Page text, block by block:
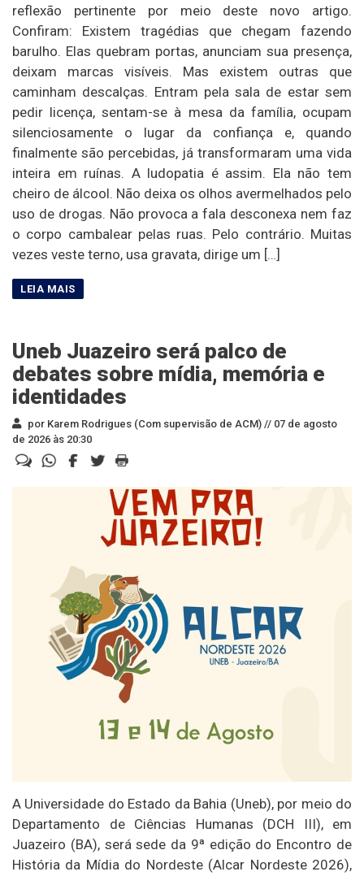
reflexão pertinente por meio deste novo artigo.
Confiram: Existem tragédias que chegam fazendo
barulho. Elas quebram portas, anunciam sua presença,
deixam marcas visíveis. Mas existem outras que
caminham descalças. Entram pela sala de estar sem
pedir licença, sentam-se à mesa da família, ocupam
silenciosamente o lugar da confiança e, quando
finalmente são percebidas, já transformaram uma vida
inteira em ruínas. A ludopatia é assim. Ela não tem
cheiro de álcool. Não deixa os olhos avermelhados pelo
uso de drogas. Não provoca a fala desconexa nem faz
o corpo cambalear pelas ruas. Pelo contrário. Muitas
vezes veste terno, usa gravata, dirige um […]
Uneb Juazeiro será palco de
debates sobre mídia, memória e
identidades
por Karem Rodrigues (Com supervisão de ACM) // 07 de agosto
de 2026 às 20:30
A Universidade do Estado da Bahia (Uneb), por meio do
Departamento de Ciências Humanas (DCH III), em
Juazeiro (BA), será sede da 9ª edição do Encontro de
História da Mídia do Nordeste (Alcar Nordeste 2026),